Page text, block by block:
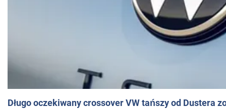
Długo oczekiwany crossover VW tańszy od Dustera